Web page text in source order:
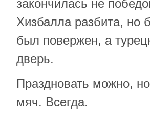
закончилась не
Хизбалла разбита, но
был повержен, а
дверь.
Праздновать можно,
мяч. Всегда.